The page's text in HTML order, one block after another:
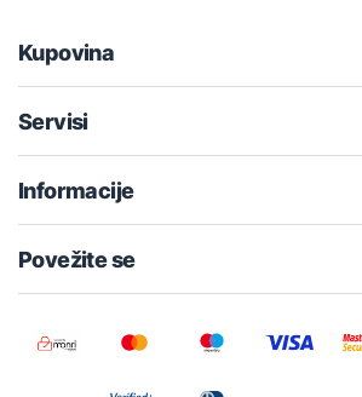
Kupovina
Servisi
Informacije
Povežite se